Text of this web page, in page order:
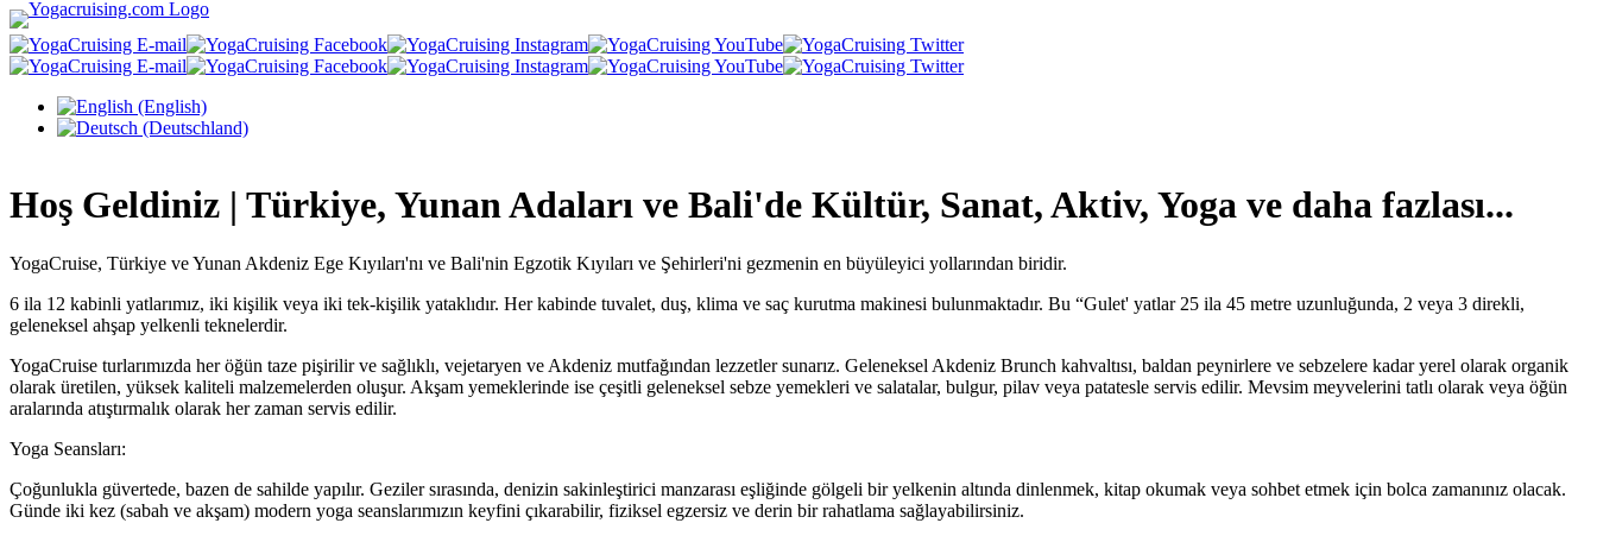
Dilinizi seçin
Hoş Geldiniz | Türkiye, Yunan Adaları ve Bali'de Kültür, Sanat, Aktiv, Yoga ve daha fazlası...
YogaCruise, Türkiye ve Yunan Akdeniz Ege Kıyıları'nı ve Bali'nin Egzotik Kıyıları ve Şehirleri'ni gezmenin en büyüleyici yollarından biridir.
6 ila 12 kabinli yatlarımız, iki kişilik veya iki tek-kişilik yataklıdır. Her kabinde tuvalet, duş, klima ve saç kurutma makinesi bulunmaktadır. Bu “Gulet' yatlar 25 ila 45 metre uzunluğunda, 2 veya 3 direkli,
geleneksel ahşap yelkenli teknelerdir.
YogaCruise turlarımızda her öğün taze pişirilir ve sağlıklı, vejetaryen ve Akdeniz mutfağından lezzetler sunarız. Geleneksel Akdeniz Brunch kahvaltısı, baldan peynirlere ve sebzelere kadar yerel olarak organik
olarak üretilen, yüksek kaliteli malzemelerden oluşur. Akşam yemeklerinde ise çeşitli geleneksel sebze yemekleri ve salatalar, bulgur, pilav veya patatesle servis edilir. Mevsim meyvelerini tatlı olarak veya öğün
aralarında atıştırmalık olarak her zaman servis edilir.
Yoga Seansları:
Çoğunlukla güvertede, bazen de sahilde yapılır. Geziler sırasında, denizin sakinleştirici manzarası eşliğinde gölgeli bir yelkenin altında dinlenmek, kitap okumak veya sohbet etmek için bolca zamanınız olacak.
Günde iki kez (sabah ve akşam) modern yoga seanslarımızın keyfini çıkarabilir, fiziksel egzersiz ve derin bir rahatlama sağlayabilirsiniz.